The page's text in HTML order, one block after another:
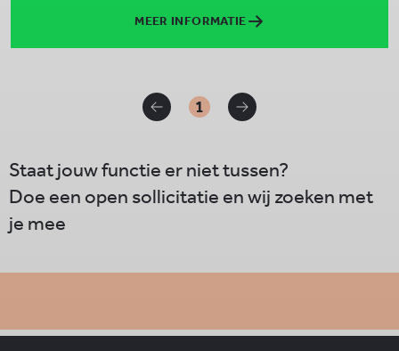
MEER INFORMATIE
1
Staat jouw functie er niet tussen?
Doe een open sollicitatie en wij zoeken met
je mee